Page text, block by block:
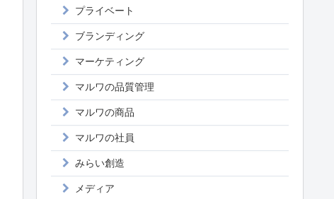
プライベート
ブランディング
マーケティング
マルワの品質管理
マルワの商品
マルワの社員
みらい創造
メディア